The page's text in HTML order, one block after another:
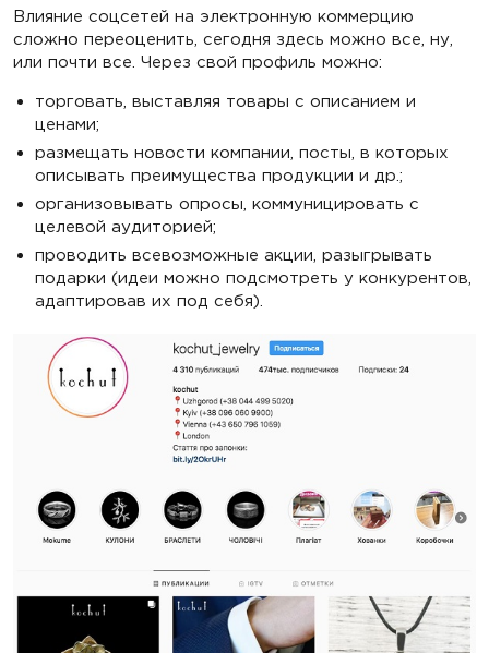
Влияние соцсетей на электронную коммерцию
сложно переоценить, сегодня здесь можно все, ну,
или почти все. Через свой профиль можно:
торговать, выставляя товары с описанием и
ценами;
размещать новости компании, посты, в которых
описывать преимущества продукции и др.;
организовывать опросы, коммуницировать с
целевой аудиторией;
проводить всевозможные акции, разыгрывать
подарки (идеи можно подсмотреть у конкурентов,
адаптировав их под себя).